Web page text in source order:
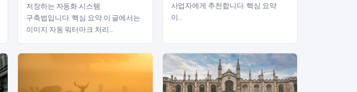
저장하는 자동화 시스템
구축법입니다. 핵심 요약 이 글에서는
이미지 자동 워터마크 처리...
사업자에게 추천합니다. 핵심 요약
이...